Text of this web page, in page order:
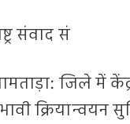
संवाद सं
जिले में